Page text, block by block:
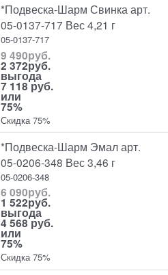
*Подвеска-Шарм Свинка арт.
05-0137-717 Вес 4,21 г
05-0137-717
9 490руб.
2 372руб.
выгода
7 118 руб.
или
75%
Скидка 75%
*Подвеска-Шарм Эмал арт.
05-0206-348 Вес 3,46 г
05-0206-348
6 090руб.
1 522руб.
выгода
4 568 руб.
или
75%
Скидка 75%